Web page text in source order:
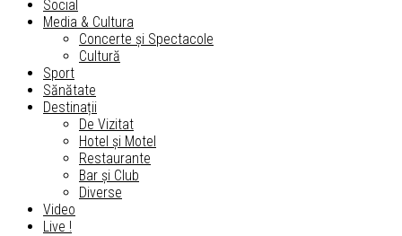
Social
Media & Cultura
Concerte și Spectacole
Cultură
Sport
Sănătate
Destinații
De Vizitat
Hotel și Motel
Restaurante
Bar și Club
Diverse
Video
Live !